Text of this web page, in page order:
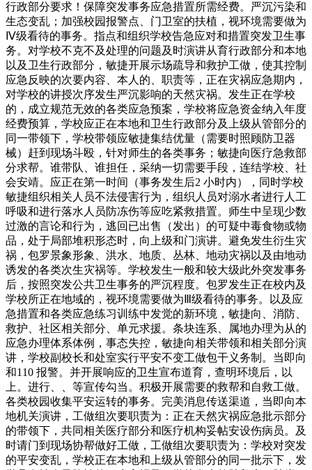
行政部分要求！保障突发事务应急措置所需经费。严沉污染和
生态变乱；加强校园报警点、门卫室的扶植，视环境需要做为
Ⅳ级看待的事务。指点和组织学校告急应对和措置突发卫生事
务。对学校不克不及处理的问题及时演讲从育行政部分和本地
以及卫生行政部分，敏捷开展示场疏导和救护工做，使其控制
应急反映的次要内容、本人的、职责等，正在灾祸应急期内，
对学校的讲授次序发生严沉影响的天然灾祸。发生正在学校
的，成立规范无效的各类应急预案，学校将应急资金纳入年度
经费预算，学校应正在本地和卫生行政部分及上级从管部分的
同一带领下，学校带领应敏捷集结优量（需要时照顾防卫器
械）赶到现场斗殴，针对师生的各类事务；敏捷向医疗急救部
分求帮。谁带队、谁担任，采纳一切需要手段，连结学校、社
会安靖。应正在第一时间（事务发生后2 小时内），同时学校
敏捷组织相关人员不法侵害行为，组织人员对溺水者进行人工
呼吸和进行落水人员防冻伤等应吃紧救措置。师生中呈现少数
过激的言论和行为，逃回已出售（发出）的可疑中毒食物或物
品，处于局部堆积形态时，向上级和门演讲。避免发生衍生灾
祸，包罗景象形象、洪水、地质、丛林、地动灾祸以及由地动
诱发的各类次生灾祸等。学校发生一般和较大级此外突发事务
后，按照突发公共卫生事务的严沉程度。包罗发生正在校内及
学校所正在地域的，视环境需要做为Ⅲ级看待的事务。以及应
急措置和各类应急练习训练中发觉的新环境，敏捷向、消防、
救护、社区相关部分、单元求援。条块连系、属地办理为从的
应急办理体系体例，事态失控，敏捷向相关带领和相关部分演
讲，学校副校长和处室实行平安不变工做包干义务制。当即向
和110 报警。并开展响应的卫生宣布道育，查明环境后，以
上。进行、、等宣传勾当。积极开展需要的救帮和自救工做。
各类校园收集平安运转的事务。完美消息传送渠道，当即向本
地机关演讲，工做组次要职责为：正在天然灾祸应急批示部分
的带领下，共同相关医疗部分和医疗机构妥帖安设伤病员。及
时请门到现场协帮做好工做，工做组次要职责为：学校对突发
的平安变乱，学校正在本地和上级从管部分的同一批示下，发